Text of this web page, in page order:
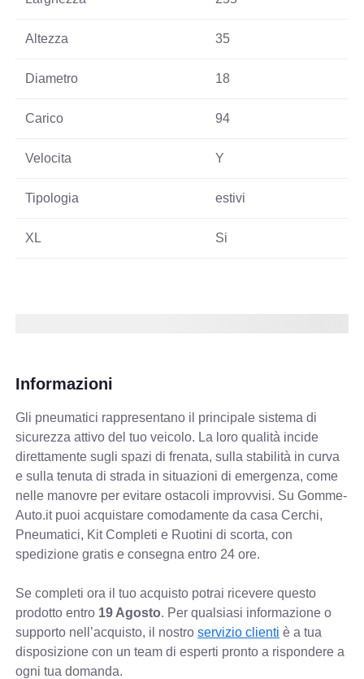
Altezza 35
Diametro 18
Carico 94
Velocita Y
Tipologia estivi
XL Si
Informazioni
Gli pneumatici rappresentano il principale sistema di
sicurezza attivo del tuo veicolo. La loro qualità incide
direttamente sugli spazi di frenata, sulla stabilità in curva
e sulla tenuta di strada in situazioni di emergenza, come
nelle manovre per evitare ostacoli improvvisi. Su Gomme-
Auto.it puoi acquistare comodamente da casa Cerchi,
Pneumatici, Kit Completi e Ruotini di scorta, con
spedizione gratis e consegna entro 24 ore.
Se completi ora il tuo acquisto potrai ricevere questo
prodotto entro 19 Agosto. Per qualsiasi informazione o
supporto nell’acquisto, il nostroservizio clienti è a tua
disposizione con un team di esperti pronto a rispondere a
ogni tua domanda.